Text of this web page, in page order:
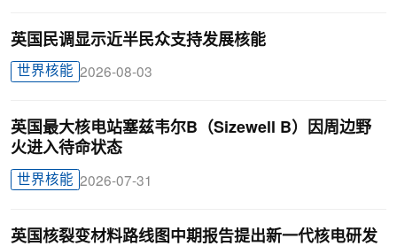
英国民调显示近半民众支持发展核能
世界核能 2026-08-03
英国最大核电站塞兹韦尔B（Sizewell B）因周边野
火进入待命状态
世界核能 2026-07-31
英国核裂变材料路线图中期报告提出新一代核电研发